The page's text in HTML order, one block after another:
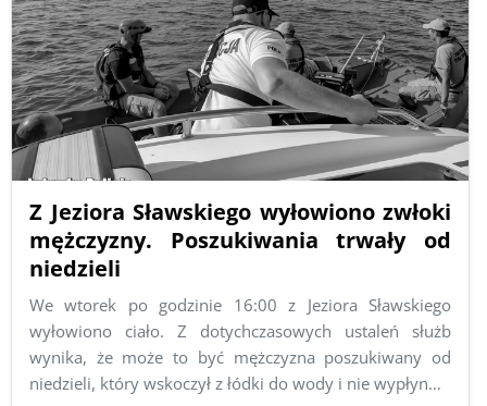
Z Jeziora Sławskiego wyłowiono zwłoki
mężczyzny. Poszukiwania trwały od
niedzieli
We wtorek po godzinie 16:00 z Jeziora Sławskiego
wyłowiono ciało. Z dotychczasowych ustaleń służb
wynika, że może to być mężczyzna poszukiwany od
niedzieli, który wskoczył z łódki do wody i nie wypłyn…